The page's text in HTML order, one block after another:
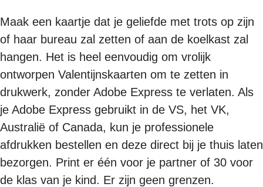
Maak een kaartje dat je geliefde met trots op zijn
of haar bureau zal zetten of aan de koelkast zal
hangen. Het is heel eenvoudig om vrolijk
ontworpen Valentijnskaarten om te zetten in
drukwerk, zonder Adobe Express te verlaten. Als
je Adobe Express gebruikt in de VS, het VK,
Australië of Canada, kun je professionele
afdrukken bestellen en deze direct bij je thuis laten
bezorgen. Print er één voor je partner of 30 voor
de klas van je kind. Er zijn geen grenzen.